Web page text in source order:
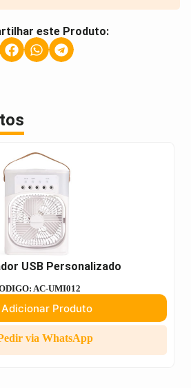
este Produto:
USB Personalizado
AC-UMI012
Adicionar Produto
via WhatsApp